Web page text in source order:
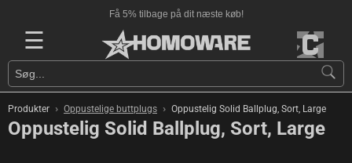
Få 5% tilbage på dit næste køb!
☰
Produkter › Oppustelige buttplugs › Oppustelig Solid Ballplug, Sort, Large
Oppustelig Solid Ballplug, Sort, Large